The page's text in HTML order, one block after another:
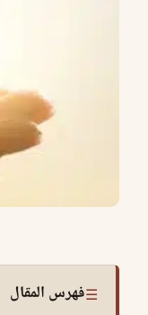
☰فهرس المقال